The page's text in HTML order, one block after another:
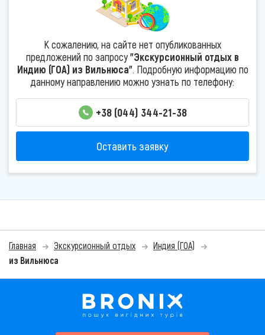
К сожалению, на сайте нет опубликованных
предложений по запросу"Экскурсионный отдых в
Индию (ГОА) из Вильнюса". Подробную информацию по
данному направлению можно узнать по телефону:
+38 (044) 344-21-38
Оставить заявку
Главная Экскурсионный отдых
Индия (ГОА)
из Вильнюса